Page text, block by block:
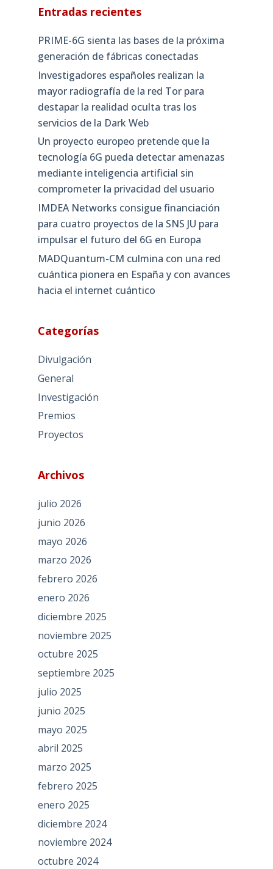
Entradas recientes
PRIME-6G sienta las bases de la próxima
generación de fábricas conectadas
Investigadores españoles realizan la
mayor radiografía de la red Tor para
destapar la realidad oculta tras los
servicios de la Dark Web
Un proyecto europeo pretende que la
tecnología 6G pueda detectar amenazas
mediante inteligencia artificial sin
comprometer la privacidad del usuario
IMDEA Networks consigue financiación
para cuatro proyectos de la SNS JU para
impulsar el futuro del 6G en Europa
MADQuantum-CM culmina con una red
cuántica pionera en España y con avances
hacia el internet cuántico
Categorías
Divulgación
General
Investigación
Premios
Proyectos
Archivos
julio 2026
junio 2026
mayo 2026
marzo 2026
febrero 2026
enero 2026
diciembre 2025
noviembre 2025
octubre 2025
septiembre 2025
julio 2025
junio 2025
mayo 2025
abril 2025
marzo 2025
febrero 2025
enero 2025
diciembre 2024
noviembre 2024
octubre 2024